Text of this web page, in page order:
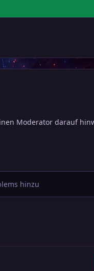
hinzu